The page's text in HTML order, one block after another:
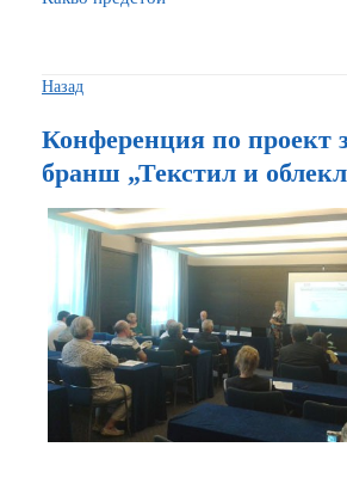
Назад
Конференция по проект
бранш „Текстил и